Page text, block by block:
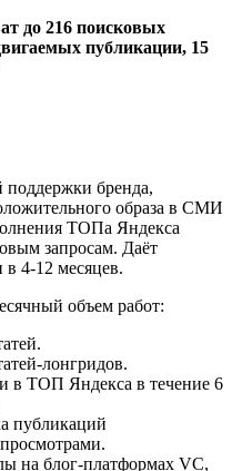
до 216 поисковых
публикации, 15
бренда,
образа в СМИ
ТОПа Яндекса
запросам. Даёт
в 4-12 месяцев.
объем работ:
лонгридов.
в ТОП Яндекса в течение 6
публикаций
на блог-платформах VC,